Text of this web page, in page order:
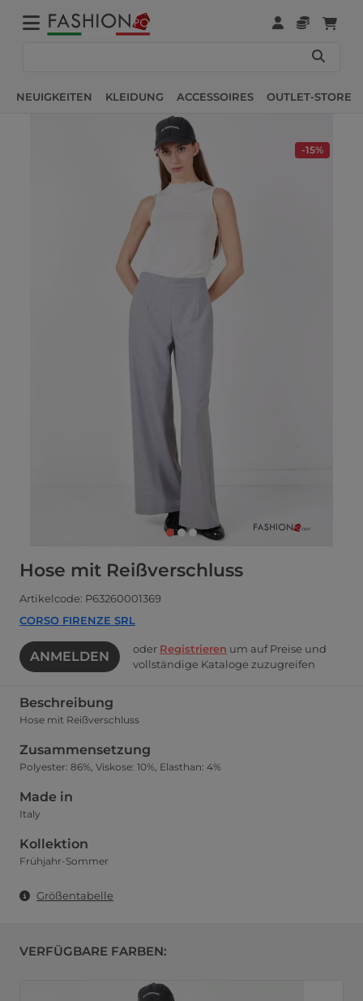
NEUIGKEITEN KLEIDUNG ACCESSOIRES OUTLET-STORE
-15%
Hose mit Reißverschluss
Artikelcode: P63260001369
CORSO FIRENZE SRL
ANMELDEN oder Registrieren um auf Preise und
vollständige Kataloge zuzugreifen
Beschreibung
Hose mit Reißverschluss
Zusammensetzung
Polyester: 86%, Viskose: 10%, Elasthan: 4%
Made in
Italy
Kollektion
Frühjahr-Sommer
Größentabelle
VERFÜGBARE FARBEN: